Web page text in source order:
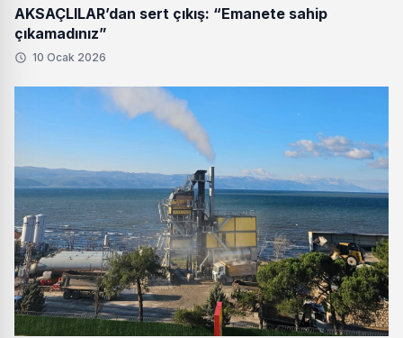
AKSAÇLILAR’dan sert çıkış: “Emanete sahip
çıkamadınız”
10 Ocak 2026